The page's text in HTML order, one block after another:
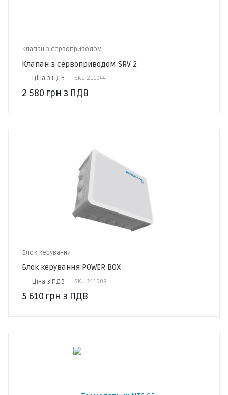
Клапан з сервоприводом
Клапан з сервоприводом SRV 2
Ціна з ПДВ SKU 211044
2 580 грн з ПДВ
Блок керування
Блок керування POWER BOX
Ціна з ПДВ SKU 211008
5 610 грн з ПДВ